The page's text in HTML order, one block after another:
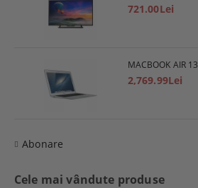
721.00Lei
MACBOOK AIR 13
2,769.99Lei
Abonare
Cele mai vândute produse